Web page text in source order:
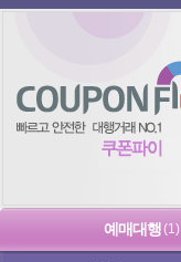
예매대행(1)